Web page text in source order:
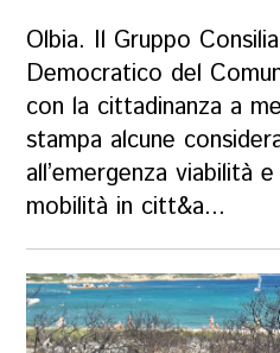
Olbia. Il Gruppo
Democratico del
con la cittadinanza a
stampa alcune
all’emergenza viabilità
mobilità in citt&a...